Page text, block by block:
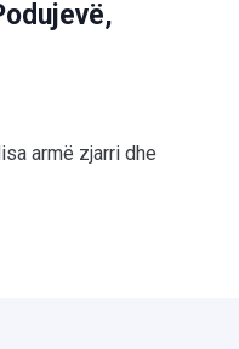
armë zjarri dhe